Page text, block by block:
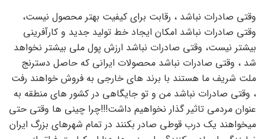
وقتی صادرات نباشد ، رقابت برای کیفیت بهتر محصول نیست،
وقتی صادرات نباشد امکان ایجاد خط تولید جدید و کارآفرینی
بیشتر نیست، وقتی صادرات نباشد ارزش پول ملی بیشتر نخواهد
شد ، وقتی صادرات نباشد محصولات ایرانی که حاصل دسترنج
ملت شریف ما هستند با برند های خارجی به فروش خواهند رفت
، وقتی صادرات نباشد من و تو جایگاهی در کشور های منطقه به
عنوان مردمی تاثیر گذار نخواهیم داشت!!!چرا چینی ها وقتی حتی
میخواهند یک درب قوطی صادر بکنند در تمام شهرهای بزرگ ایران